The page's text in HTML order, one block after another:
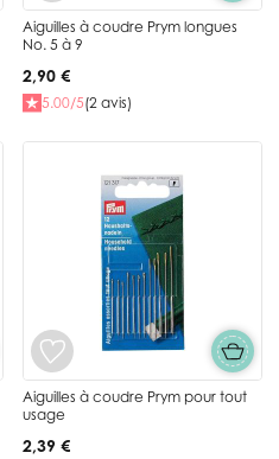
Aiguilles à coudre Prym longues
No. 5 à 9
2,90 €
5.00/5(2 avis)
Aiguilles à coudre Prym pour tout
usage
2,39 €